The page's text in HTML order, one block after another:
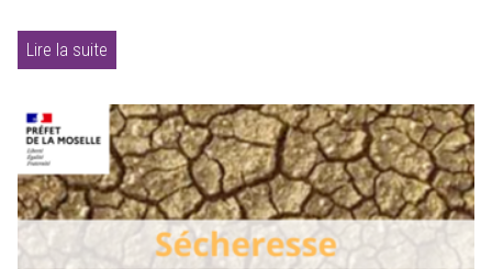
Lire la suite